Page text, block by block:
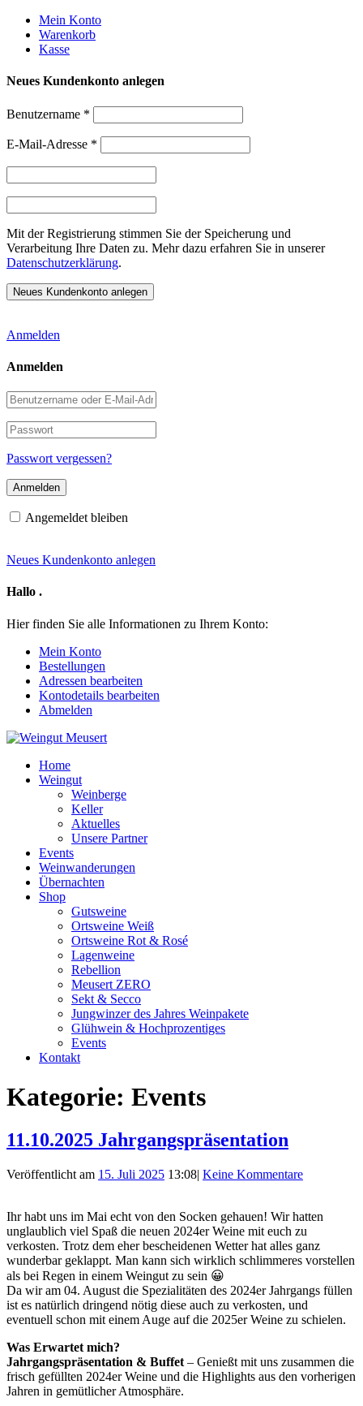
Weiter
zum
Inhalt
Mein Konto
Warenkorb
Kasse
Neues Kundenkonto anlegen
Benutzername *
E-Mail-Adresse *
Mit der Registrierung stimmen Sie der Speicherung und
Verarbeitung Ihre Daten zu. Mehr dazu erfahren Sie in unserer
Datenschutzerklärung.
Anmelden
Anmelden
Benutzername
oder
E-
Mail-
Adresse
Passwort
Passwort vergessen?
Angemeldet bleiben
Neues Kundenkonto anlegen
Hallo .
Hier finden Sie alle Informationen zu Ihrem Konto:
Mein Konto
Bestellungen
Adressen bearbeiten
Kontodetails bearbeiten
Abmelden
Home
Weingut
Weinberge
Keller
Aktuelles
Unsere Partner
Events
Weinwanderungen
Übernachten
Shop
Gutsweine
Ortsweine Weiß
Ortsweine Rot & Rosé
Lagenweine
Rebellion
Meusert ZERO
Sekt & Secco
Jungwinzer des Jahres Weinpakete
Glühwein & Hochprozentiges
Events
Kontakt
Kategorie: Events
11.10.2025 Jahrgangspräsentation
Veröffentlicht am 15. Juli 2025 13:08| Keine Kommentare
Ihr habt uns im Mai echt von den Socken gehauen! Wir hatten
unglaublich viel Spaß die neuen 2024er Weine mit euch zu
verkosten. Trotz dem eher bescheidenen Wetter hat alles ganz
wunderbar geklappt. Man kann sich wirklich schlimmeres vorstellen
als bei Regen in einem Weingut zu sein 😀
Da wir am 04. August die Spezialitäten des 2024er Jahrgangs füllen
ist es natürlich dringend nötig diese auch zu verkosten, und
eventuell schon mit einem Auge auf die 2025er Weine zu schielen.
Was Erwartet mich?
Jahrgangspräsentation & Buffet – Genießt mit uns zusammen die
frisch gefüllten 2024er Weine und die Highlights aus den vorherigen
Jahren in gemütlicher Atmosphäre.